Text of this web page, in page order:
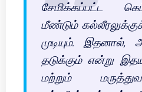
சேமிக்கப்பட்ட
மீண்டும்
முடியும். இதனால்,
தடுக்கும் என்று
மற்றும்